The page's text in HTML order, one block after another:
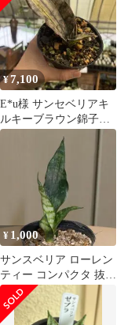
¥7,100
E*u様 サンセベリアキ
ルキーブラウン錦子株
付き斑入り抜き苗発送
¥ 1,000
サンスベリア ローレン
ティー コンパクタ 抜き
苗(26_2)